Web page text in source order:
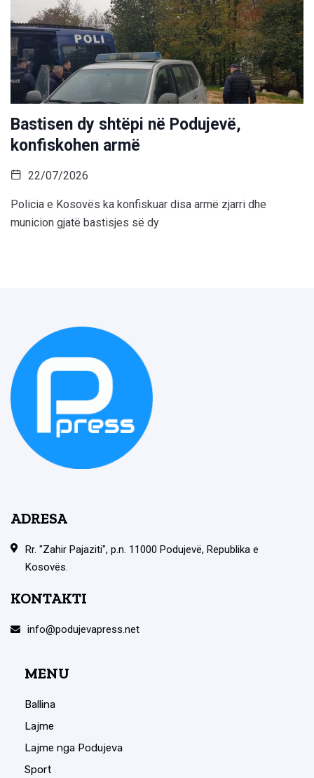
Bastisen dy shtëpi në Podujevë,
konfiskohen armë
22/07/2026
Policia e Kosovës ka konfiskuar disa armë zjarri dhe
municion gjatë bastisjes së dy
ADRESA
Rr. "Zahir Pajaziti", p.n. 11000 Podujevë, Republika e
Kosovës.
KONTAKTI
info@podujevapress.net
MENU
Ballina
Lajme
Lajme nga Podujeva
Sport